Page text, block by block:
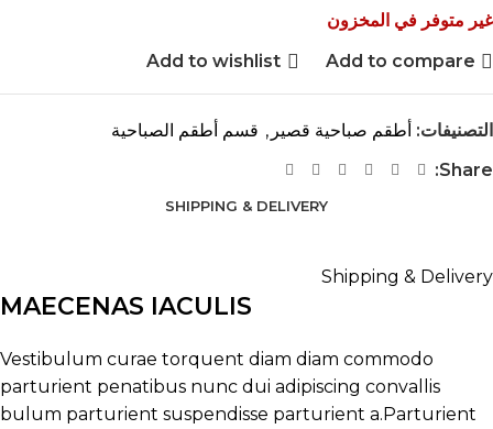
غير متوفر في المخزون
Add to compare
Add to wishlist
التصنيفات: أطقم صباحية قصير , قسم أطقم الصباحية
Share:
SHIPPING & DELIVERY
Shipping & Delivery
MAECENAS IACULIS
Vestibulum curae torquent diam diam commodo
parturient penatibus nunc dui adipiscing convallis
bulum parturient suspendisse parturient a.Parturient